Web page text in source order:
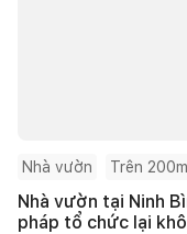
Nhà vườn Trên
Nhà vườn tại Ninh
pháp tổ chức lại